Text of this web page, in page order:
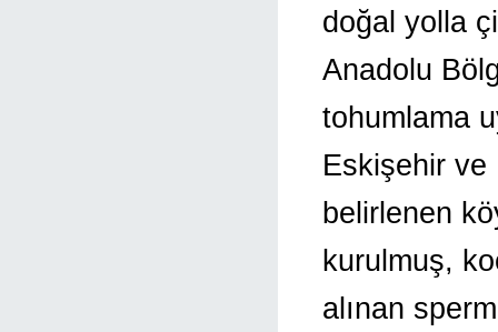
doğal yolla
Anadolu
tohumlama
Eskişehir ve
belirlenen
kurulmuş,
alınan